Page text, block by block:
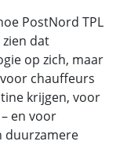
PostNord TPL
dat
op zich, maar
chauffeurs
krijgen, voor
en voor
duurzamere